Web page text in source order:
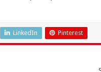
LinkedIn Pinterest